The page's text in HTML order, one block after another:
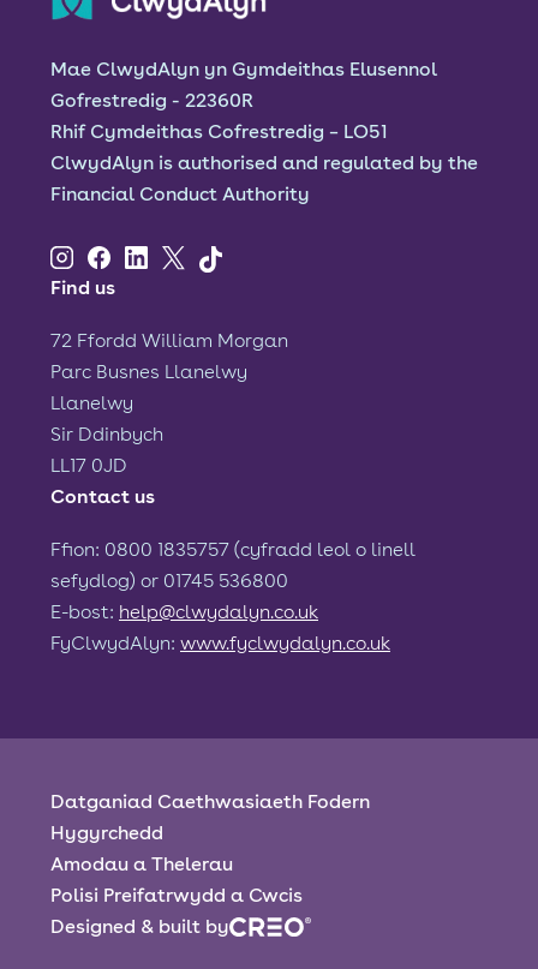
Mae ClwydAlyn yn Gymdeithas Elusennol
Gofrestredig - 22360R
Rhif Cymdeithas Cofrestredig – LO51
ClwydAlyn is authorised and regulated by the
Financial Conduct Authority
Find us
72 Ffordd William Morgan
Parc Busnes Llanelwy
Llanelwy
Sir Ddinbych
LL17 0JD
Contact us
Ffion: 0800 1835757 (cyfradd leol o linell
sefydlog) or 01745 536800
E-bost: help@clwydalyn.co.uk
FyClwydAlyn: www.fyclwydalyn.co.uk
Datganiad Caethwasiaeth Fodern
Hygyrchedd
Amodau a Thelerau
Polisi Preifatrwydd a Cwcis
Designed & built by